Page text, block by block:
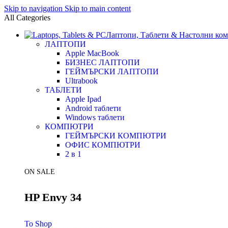
Skip to navigation Skip to main content
All Categories
Лаптопи, Таблети & Настолни
ЛАПТОПИ
Apple MacBook
БИЗНЕС ЛАПТОПИ
ГЕЙМЪРСКИ ЛАПТОПИ
Ultrabook
ТАБЛЕТИ
Apple Ipad
Android таблети
Windows таблети
КОМПЮТРИ
ГЕЙМЪРСКИ КОМПЮТРИ
ОФИС КОМПЮТРИ
2 в 1
ON SALE
HP Envy 34
To Shop